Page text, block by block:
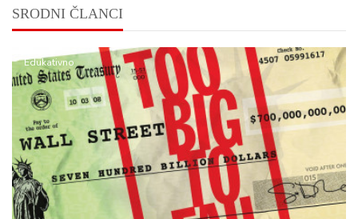
SRODNI ČLANCI
Edukativno